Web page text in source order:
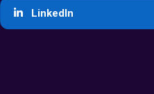
LinkedIn